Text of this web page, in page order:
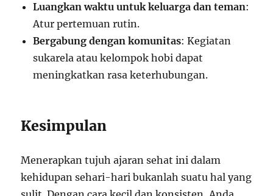
Luangkan waktu untuk keluarga dan teman:
Atur pertemuan rutin.
Bergabung dengan komunitas: Kegiatan
sukarela atau kelompok hobi dapat
meningkatkan rasa keterhubungan.
Kesimpulan
Menerapkan tujuh ajaran sehat ini dalam
kehidupan sehari-hari bukanlah suatu hal yang